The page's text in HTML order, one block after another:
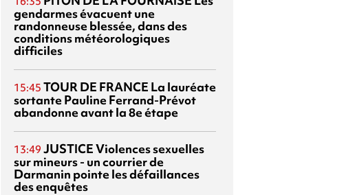
gendarmes évacuent une
randonneuse blessée, dans des
conditions météorologiques
difficiles
15:45 TOUR DE FRANCE La lauréate
sortante Pauline Ferrand-Prévot
abandonne avant la 8e étape
13:49 JUSTICEViolences sexuelles
sur mineurs - un courrier de
Darmanin pointe les défaillances
des enquêtes